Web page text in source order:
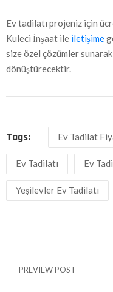
Ev tadilatı projeniz için
Kuleci İnşaat ile iletişime
size özel çözümler
dönüştürecektir.
Tags: Ev Tadilat
Ev Tadilatı Ev
Yeşilevler Ev Tadilatı
PREVIEW POST